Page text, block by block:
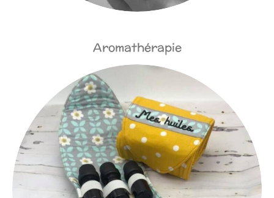
Aromathérapie